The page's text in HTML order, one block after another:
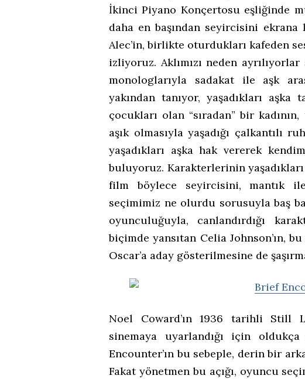
İkinci Piyano Konçertosu eşliğinde
daha en başından seyircisini
Alec’in, birlikte oturdukları kafeden
izliyoruz. Aklımızı neden
monologlarıyla sadakat ile aşk
yakından tanıyor, yaşadıkları
çocukları olan “sıradan” bir
aşık olmasıyla yaşadığı çalkantılı
yaşadıkları aşka hak vererek
buluyoruz. Karakterlerinin
film böylece seyircisini, mantık
seçimimiz ne olurdu sorusuyla baş
oyunculuğuyla, canlandırdığı
biçimde yansıtan Celia Johnson’ın,
Oscar’a aday gösterilmesine de
Noel Coward’ın 1936 tarihli
sinemaya uyarlandığı için
Encounter’ın bu sebeple, derin bir
Fakat yönetmen bu açığı, oyuncu